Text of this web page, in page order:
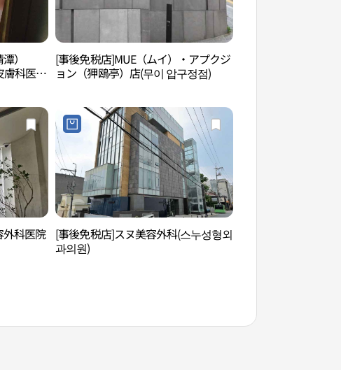
）
膚科医院
[事後免税店]MUE（ムイ）・アプクジ
ョン（狎鴎亭）店(무이 압구정점)
科医院
[事後免税店]スヌ美容外科(스누성형외
과의원)